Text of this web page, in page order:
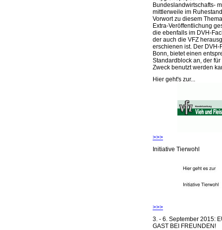
Bundeslandwirtschafts-
mittlerweile im
Vorwort zu diesem
Extra-Veröffentlichung
die ebenfalls im DVH-
der auch die VFZ
erschienen ist. Der DVH-
Bonn, bietet einen
Standardblock an, der
Zweck benutzt werden
Hier geht's zur...
>>>
Initiative Tierwohl
>>>
3. - 6. September 2015:
GAST BEI FREUNDEN!